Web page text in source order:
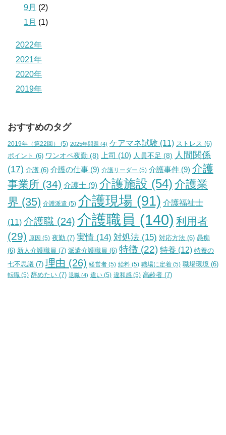
9月 (2)
1月 (1)
2022年
2021年
2020年
2019年
おすすめのタグ
2019年（第22回） (5) 2025年問題 (4) ケアマネ試験 (11) ストレス (6)
ポイント (6) ワンオペ夜勤 (8) 上司 (10) 人員不足 (8) 人間関係
(17) 介護 (6) 介護の仕事 (9) 介護リーダー (5) 介護事件 (9) 介護
事業所 (34) 介護士 (9) 介護施設 (54) 介護業
界 (35) 介護派遣 (5) 介護現場 (91) 介護福祉士
(11) 介護職 (24) 介護職員 (140) 利用者
(29) 原因 (5) 夜勤 (7) 実情 (14) 対処法 (15) 対応方法 (6) 愚痴
(6) 新人介護職員 (7) 派遣介護職員 (6) 特徴 (22) 特養 (12) 特養の
七不思議 (7) 理由 (26) 経営者 (5) 給料 (5) 職場に定着 (5) 職場環境 (6)
転職 (5) 辞めたい (7) 退職 (4) 違い (5) 違和感 (5) 高齢者 (7)